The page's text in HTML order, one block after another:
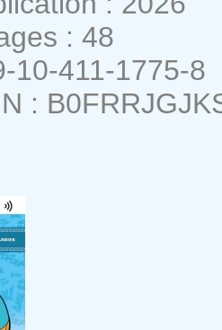
: 48
10-411-1775-8
: